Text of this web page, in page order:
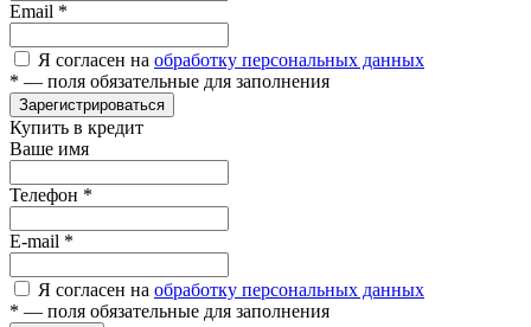
Email *
Я согласен на обработку персональных данных
* — поля обязательные для заполнения
Зарегистрироваться
Купить в кредит
Ваше имя
Телефон *
E-mail *
Я согласен на обработку персональных данных
* — поля обязательные для заполнения